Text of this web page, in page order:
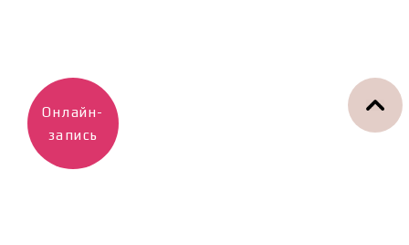
Онлайн-
запись